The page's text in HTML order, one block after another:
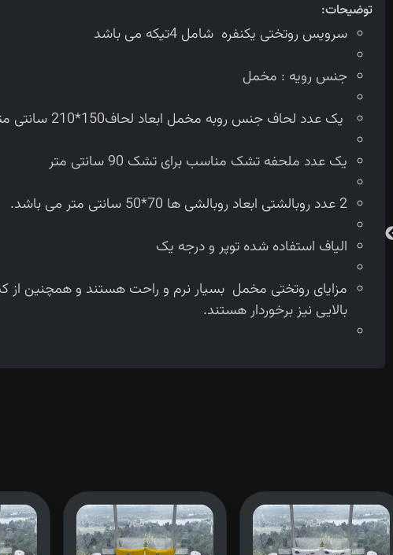
توضیحات:
سرویس روتختی یکنفره شامل 4تیکه می باشد
جنس رویه : مخمل
یک عدد لحاف جنس روبه مخمل ابعاد لحاف150*210 سانتی متر می باشد.
یک عدد ملحفه تشک مناسب برای تشک 90 سانتی متر
2 عدد روبالشتی ابعاد روبالشی ها 70*50 سانتی متر می باشد.
الیاف استفاده شده توپر و درجه یک
مزایای روتختی مخمل بسیار نرم و راحت هستند و همچنین از
بالایی نیز برخوردار هستند.